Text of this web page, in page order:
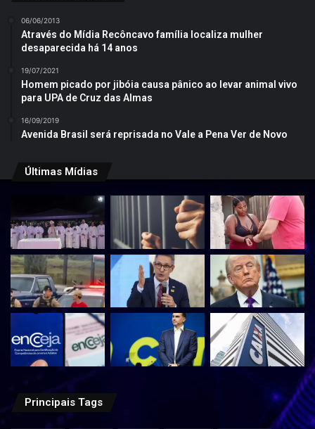
06/06/2013
Através do Mídia Recôncavo família localiza mulher
desaparecida há 14 anos
19/07/2021
Homem picado por jibóia causa pânico ao levar animal vivo
para UPA de Cruz das Almas
16/09/2019
Avenida Brasil será reprisada no Vale a Pena Ver de Novo
Últimas Mídias
Principais Tags